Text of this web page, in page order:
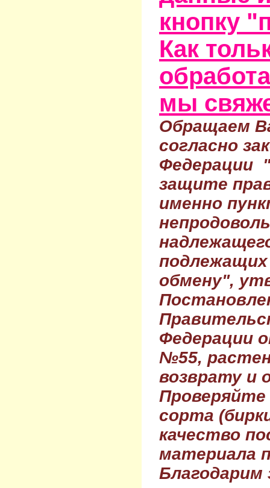
кнопку
Как
мы
Обращаем
согласно
Федерации
защите
именно
обмену",
Федерации
№55,
возврату и
Проверяйте
сорта
качество
материала
Благодарим